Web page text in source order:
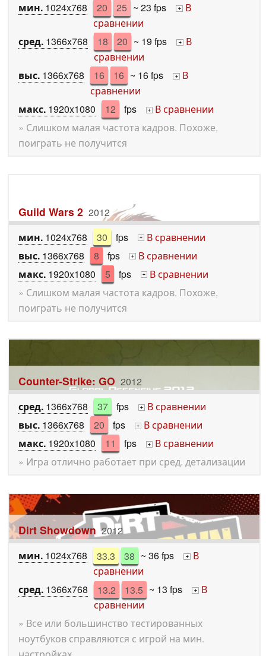
мин. 1024x768 20 25 ~ 23 fps + В
сравнении
сред. 1366x768 18 20 ~ 19 fps + В
сравнении
выс. 1366x768 16 16 ~ 16 fps + В
сравнении
макс. 1920x1080 12 fps +
В сравнении
» Слишком малая частота кадров. Похоже,
поиграть не получится
Guild Wars 2 2012
мин. 1024x768 30 fps +
В сравнении
выс. 1366x768 8 fps +
В сравнении
макс. 1920x1080 5 fps +
В сравнении
» Слишком малая частота кадров. Похоже,
поиграть не получится
Counter-Strike: GO 2012
сред. 1366x768 37 fps +
В сравнении
выс. 1366x768 20 fps +
В сравнении
макс. 1920x1080 11 fps +
В сравнении
» Игра отлично работает при сред. детализации
Dirt Showdown 2012
мин. 1024x768 33.3 38 ~ 36 fps + В
сравнении
сред. 1366x768 13.2 13.5 ~ 13 fps + В
сравнении
» Все или большинство тестированных
ноутбуков справляются с игрой на мин.